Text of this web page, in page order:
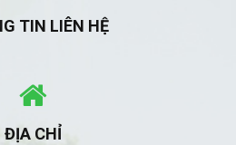
TIN LIÊN HỆ
ĐỊA CHỈ